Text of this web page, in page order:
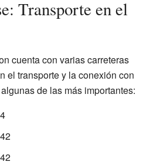
Transporte en el
cuenta con varias carreteras
el transporte y la conexión con
de las más importantes: